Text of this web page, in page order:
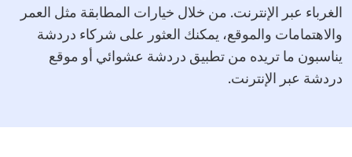
الغرباء عبر الإنترنت. من خلال خيارات المطابقة مثل العمر
والاهتمامات والموقع، يمكنك العثور على شركاء دردشة
يناسبون ما تريده من تطبيق دردشة عشوائي أو موقع
دردشة عبر الإنترنت.